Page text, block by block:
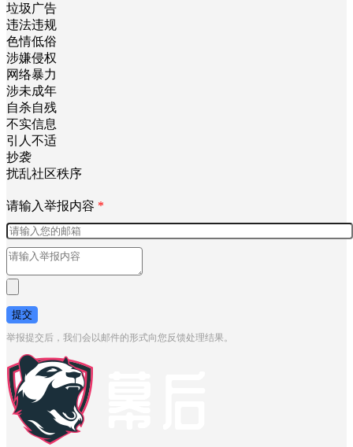
垃圾广告
违法违规
色情低俗
涉嫌侵权
网络暴力
涉未成年
自杀自残
不实信息
引人不适
抄袭
扰乱社区秩序
请输入举报内容 *
提交
举报提交后，我们会以邮件的形式向您反馈处理结果。